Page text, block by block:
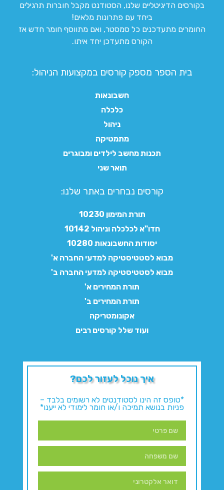
בקורסים הדיגיטליים שלנו, הסטודנט מקבל חוברות תרגילים
ביחד עם פתרונות מלאים!
החומרים מתעדכנים כל סמסטר, ואם מתווסף חומר חדש אז
הקורס מתעדכן יחד איתו.
בית הספר מספק קורסים במקצועות הניהול:
חשבונאות
כלכלה
ניהול
מתמטיקה
תכנות מחשב לילדים ומבוגרים
תואר שני
קורסים נבחרים באתר שלנו:​
תורת המימון 10230
חדו"א לכלכלה וניהול 10142
יסודות החשבונאות 10280
מבוא לסטטיסטיקה למדעי החברה א'
מבוא לסטטיסטיקה למדעי החברה ב'
תורת המחירים א'
תורת המחירים ב'
אקונומטריקה
ועוד שלל קורסים רבים
איך נוכל לעזור לכם?
*טופס זה הינו לסטודנטים לא רשומים בלבד –
פניות בנושא תמיכה ו/או חומר לימודי לא ייענו*